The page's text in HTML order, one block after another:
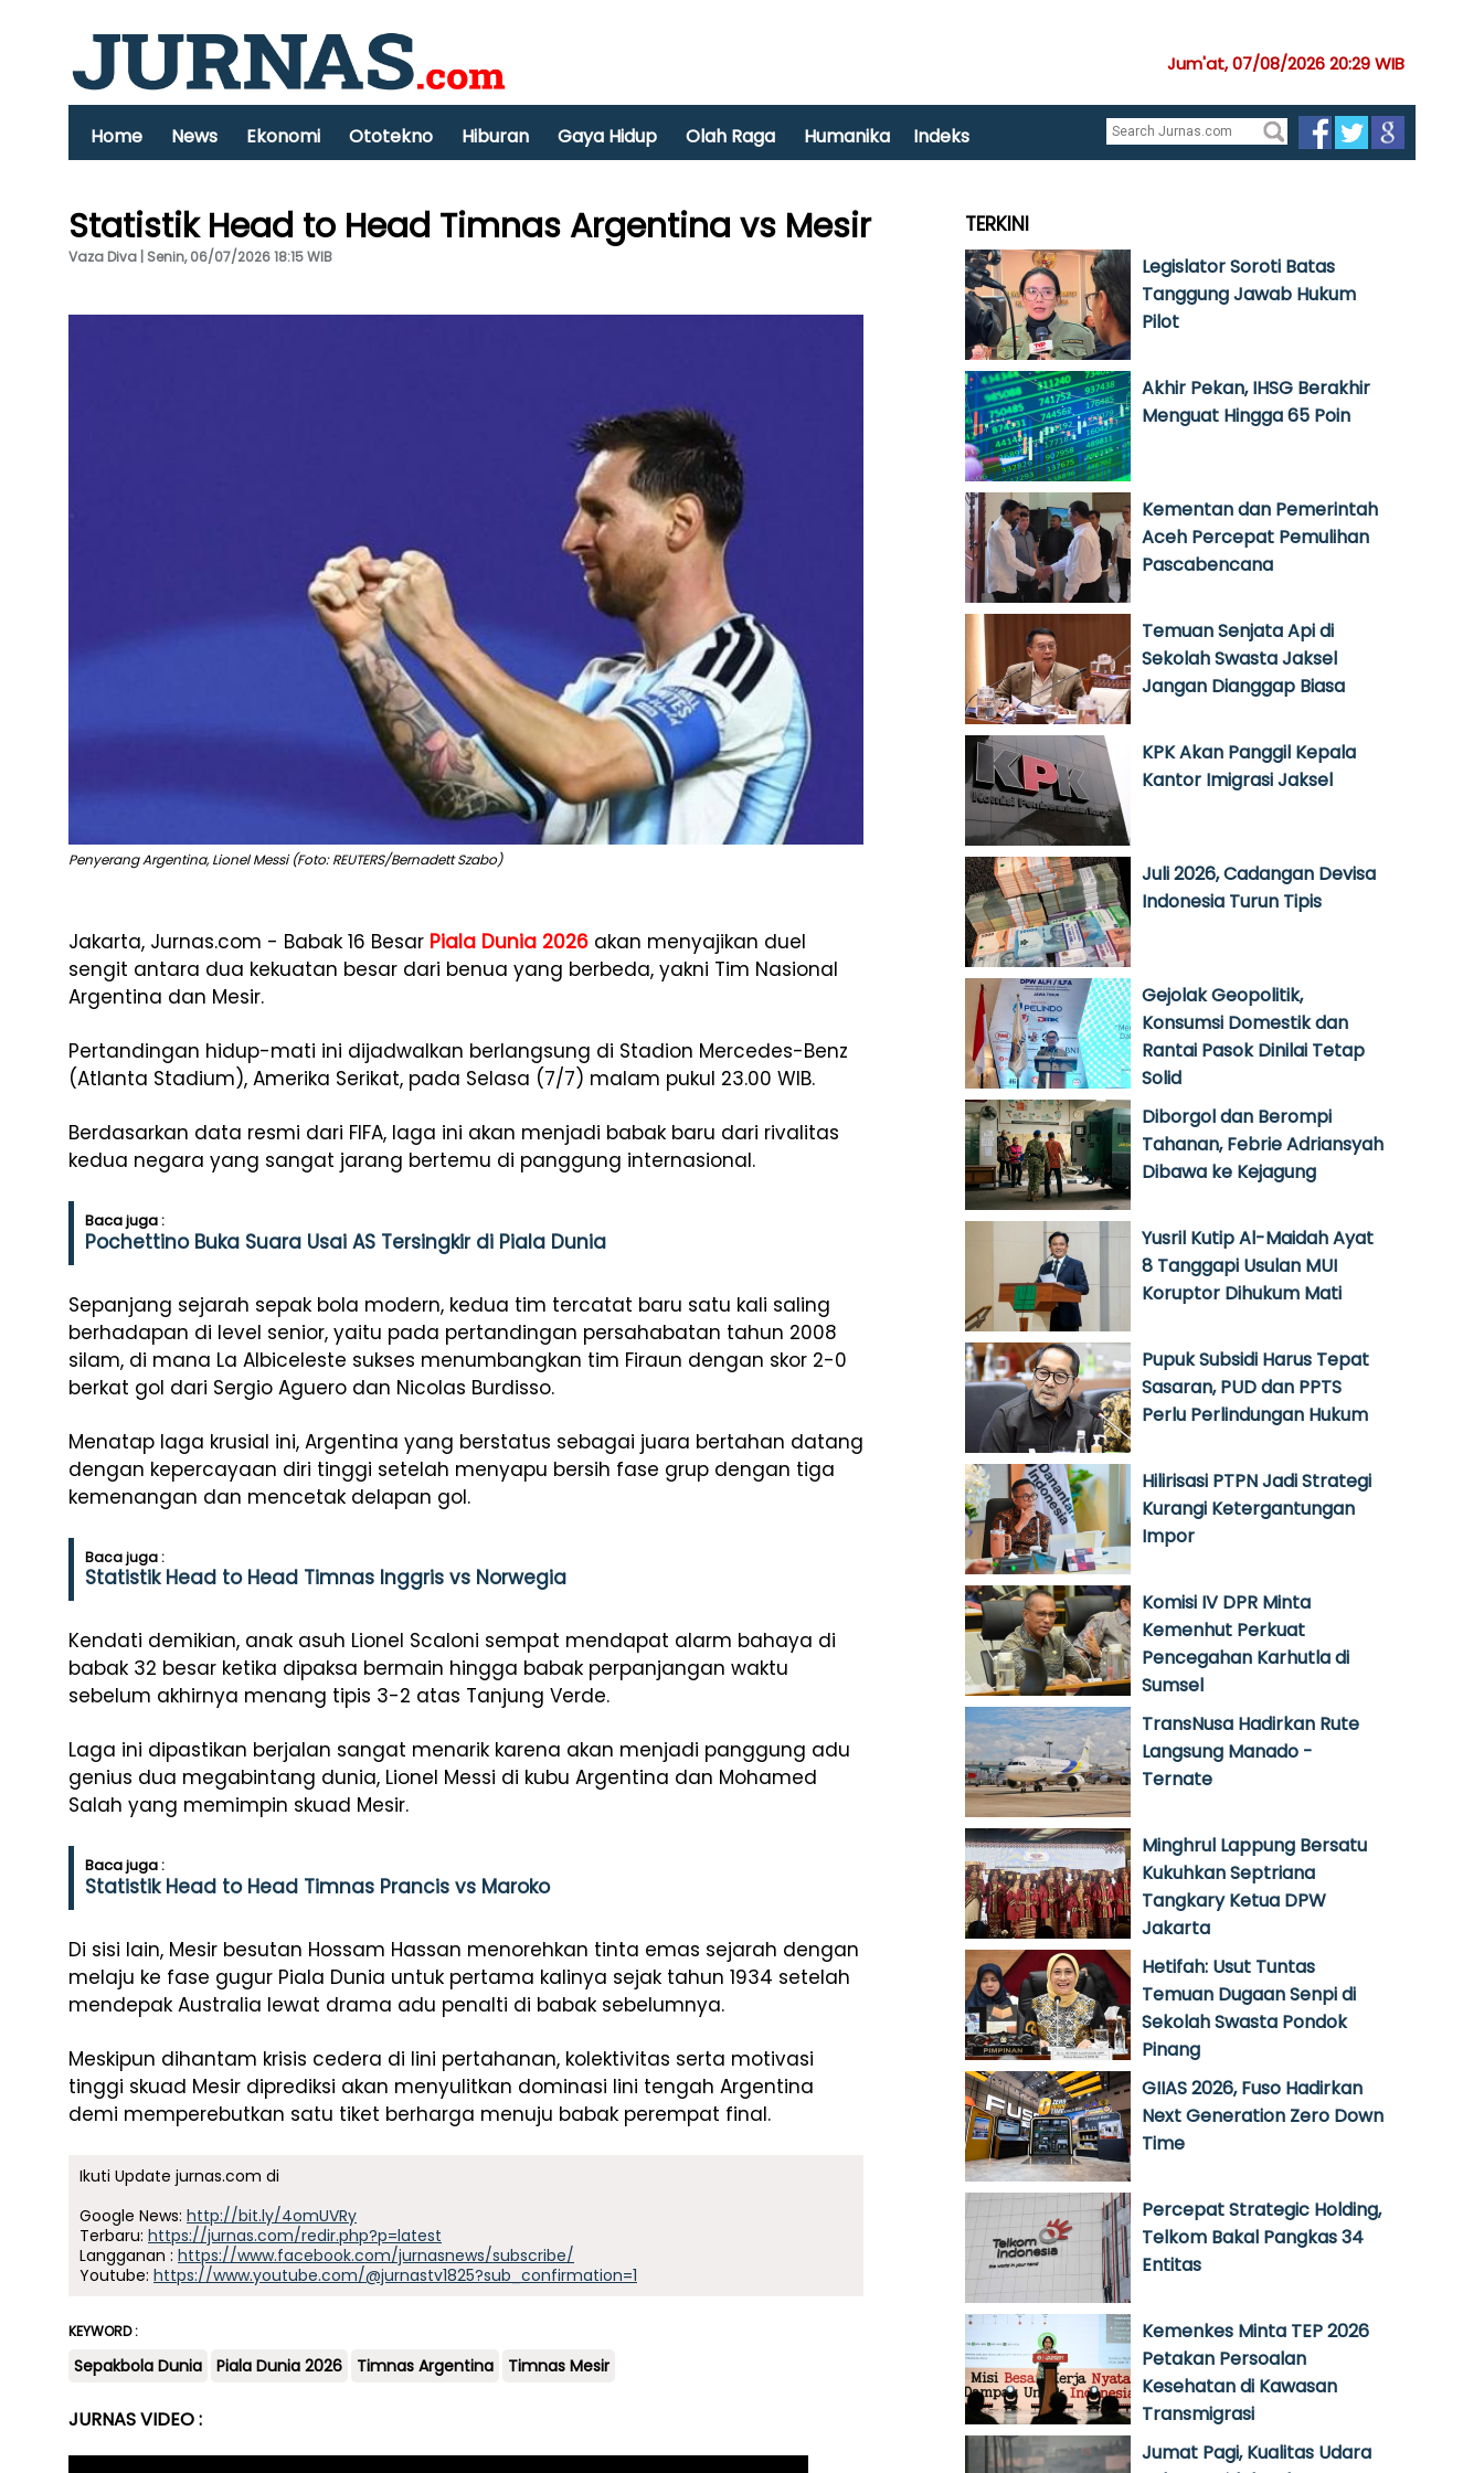
Jum'at, 07/08/2026 20:29 WIB
Home News Ekonomi Ototekno Hiburan Gaya Hidup Olah Raga Humanika Indeks
Statistik Head to Head Timnas Argentina vs Mesir
Vaza Diva | Senin, 06/07/2026 18:15 WIB
Penyerang Argentina, Lionel Messi (Foto: REUTERS/Bernadett Szabo)
Jakarta, Jurnas.com - Babak 16 Besar Piala Dunia 2026 akan menyajikan duel
sengit antara dua kekuatan besar dari benua yang berbeda, yakni Tim Nasional
Argentina dan Mesir.
Pertandingan hidup-mati ini dijadwalkan berlangsung di Stadion Mercedes-Benz
(Atlanta Stadium), Amerika Serikat, pada Selasa (7/7) malam pukul 23.00 WIB.
Berdasarkan data resmi dari FIFA, laga ini akan menjadi babak baru dari rivalitas
kedua negara yang sangat jarang bertemu di panggung internasional.
Baca juga :
Pochettino Buka Suara Usai AS Tersingkir di Piala Dunia
Sepanjang sejarah sepak bola modern, kedua tim tercatat baru satu kali saling
berhadapan di level senior, yaitu pada pertandingan persahabatan tahun 2008
silam, di mana La Albiceleste sukses menumbangkan tim Firaun dengan skor 2-0
berkat gol dari Sergio Aguero dan Nicolas Burdisso.
Menatap laga krusial ini, Argentina yang berstatus sebagai juara bertahan datang
dengan kepercayaan diri tinggi setelah menyapu bersih fase grup dengan tiga
kemenangan dan mencetak delapan gol.
Baca juga :
Statistik Head to Head Timnas Inggris vs Norwegia
Kendati demikian, anak asuh Lionel Scaloni sempat mendapat alarm bahaya di
babak 32 besar ketika dipaksa bermain hingga babak perpanjangan waktu
sebelum akhirnya menang tipis 3-2 atas Tanjung Verde.
Laga ini dipastikan berjalan sangat menarik karena akan menjadi panggung adu
genius dua megabintang dunia, Lionel Messi di kubu Argentina dan Mohamed
Salah yang memimpin skuad Mesir.
Baca juga :
Statistik Head to Head Timnas Prancis vs Maroko
Di sisi lain, Mesir besutan Hossam Hassan menorehkan tinta emas sejarah dengan
melaju ke fase gugur Piala Dunia untuk pertama kalinya sejak tahun 1934 setelah
mendepak Australia lewat drama adu penalti di babak sebelumnya.
Meskipun dihantam krisis cedera di lini pertahanan, kolektivitas serta motivasi
tinggi skuad Mesir diprediksi akan menyulitkan dominasi lini tengah Argentina
demi memperebutkan satu tiket berharga menuju babak perempat final.
Ikuti Update jurnas.com di
Google News: http://bit.ly/4omUVRy
Terbaru: https://jurnas.com/redir.php?p=latest
Langganan : https://www.facebook.com/jurnasnews/subscribe/
Youtube: https://www.youtube.com/@jurnastv1825?sub_confirmation=1
KEYWORD :
Sepakbola Dunia Piala Dunia 2026 Timnas Argentina Timnas Mesir
JURNAS VIDEO :
TERKINI
Legislator Soroti Batas
Tanggung Jawab Hukum
Pilot
Akhir Pekan, IHSG Berakhir
Menguat Hingga 65 Poin
Kementan dan Pemerintah
Aceh Percepat Pemulihan
Pascabencana
Temuan Senjata Api di
Sekolah Swasta Jaksel
Jangan Dianggap Biasa
KPK Akan Panggil Kepala
Kantor Imigrasi Jaksel
Juli 2026, Cadangan Devisa
Indonesia Turun Tipis
Gejolak Geopolitik,
Konsumsi Domestik dan
Rantai Pasok Dinilai Tetap
Solid
Diborgol dan Berompi
Tahanan, Febrie Adriansyah
Dibawa ke Kejagung
Yusril Kutip Al-Maidah Ayat
8 Tanggapi Usulan MUI
Koruptor Dihukum Mati
Pupuk Subsidi Harus Tepat
Sasaran, PUD dan PPTS
Perlu Perlindungan Hukum
Hilirisasi PTPN Jadi Strategi
Kurangi Ketergantungan
Impor
Komisi IV DPR Minta
Kemenhut Perkuat
Pencegahan Karhutla di
Sumsel
TransNusa Hadirkan Rute
Langsung Manado -
Ternate
Minghrul Lappung Bersatu
Kukuhkan Septriana
Tangkary Ketua DPW
Jakarta
Hetifah: Usut Tuntas
Temuan Dugaan Senpi di
Sekolah Swasta Pondok
Pinang
GIIAS 2026, Fuso Hadirkan
Next Generation Zero Down
Time
Percepat Strategic Holding,
Telkom Bakal Pangkas 34
Entitas
Kemenkes Minta TEP 2026
Petakan Persoalan
Kesehatan di Kawasan
Transmigrasi
Jumat Pagi, Kualitas Udara